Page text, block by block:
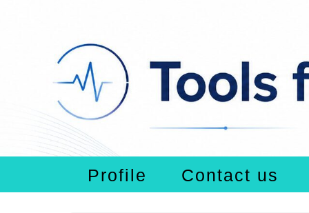
Profile Contact us